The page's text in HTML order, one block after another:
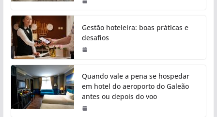
Gestão hoteleira: boas práticas e
desafios
Quando vale a pena se hospedar
em hotel do aeroporto do Galeão
antes ou depois do voo